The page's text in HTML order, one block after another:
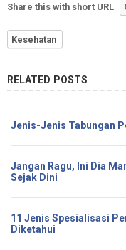
Share this with short URL
Kesehatan
RELATED POSTS
Jenis-Jenis Tabungan
Jangan Ragu, Ini Dia
Sejak Dini
11 Jenis Spesialisasi
Diketahui